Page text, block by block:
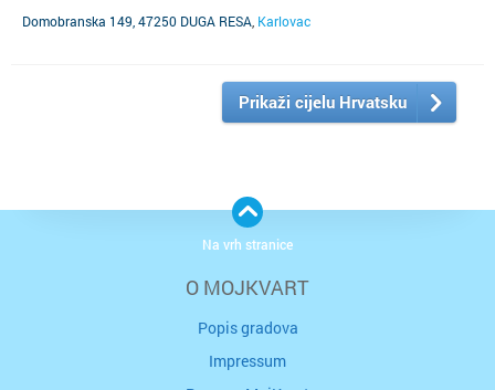
149.(SUBJEKT JE UGAŠEN)
Domobranska 149, 47250 DUGA RESA Karlovac
Prikaži cijelu Hrvatsku
O MOJKVART
Popis gradova
Impressum
Na vrh stranice